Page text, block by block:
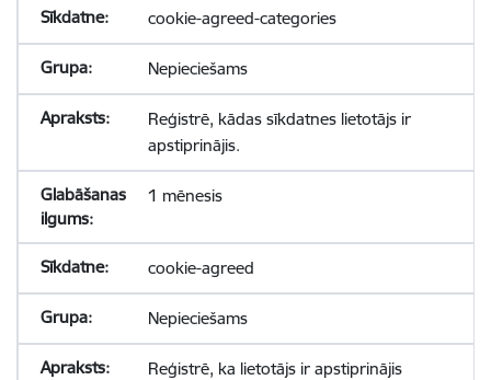
cookie-agreed-categories
Nepieciešams
Reģistrē, kādas sīkdatnes lietotājs ir
apstiprinājis.
1 mēnesis
cookie-agreed
Nepieciešams
Reģistrē, ka lietotājs ir apstiprinājis